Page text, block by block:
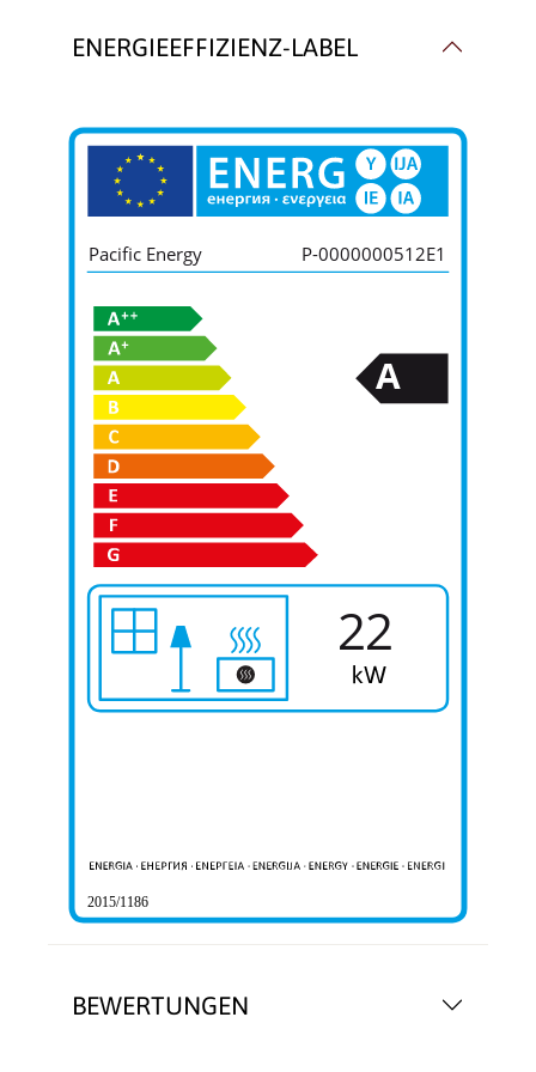
BEWERTUNGEN
ENERGIEEFFIZIENZ-LABEL
Pacific Energy P-0000000512E1
2015/1186
22
A